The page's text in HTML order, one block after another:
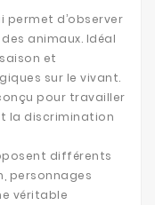
permet d’observer
animaux. Idéal
et
sur le vivant.
pour travailler
la discrimination
différents
personnages
véritable